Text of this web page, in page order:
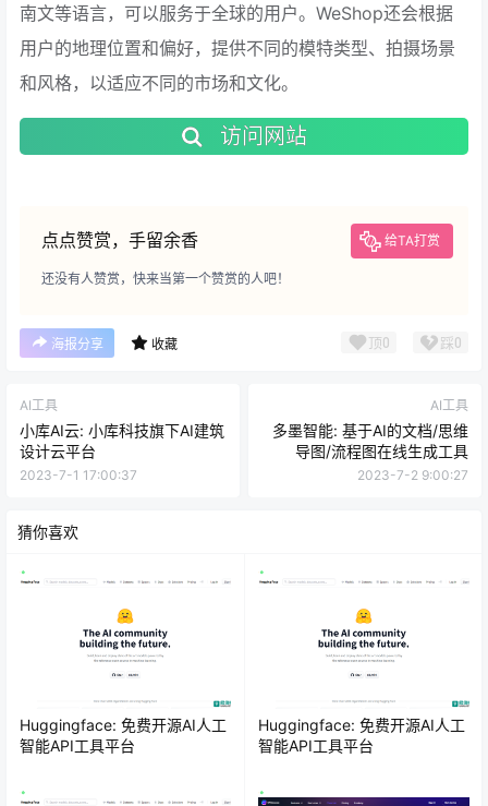
南文等语言，可以服务于全球的用户。WeShop还会根据
用户的地理位置和偏好，提供不同的模特类型、拍摄场景
和风格，以适应不同的市场和文化。
访问网站
点点赞赏，手留余香 给TA打赏
还没有人赞赏，快来当第一个赞赏的人吧！
海报分享 收藏 顶0 踩0
AI工具
小库AI云: 小库科技旗下AI建筑
设计云平台
2023-7-1 17:00:37
AI工具
多墨智能: 基于AI的文档/思维
导图/流程图在线生成工具
2023-7-2 9:00:27
猜你喜欢
Huggingface: 免费开源AI人工
智能API工具平台
Huggingface: 免费开源AI人工
智能API工具平台